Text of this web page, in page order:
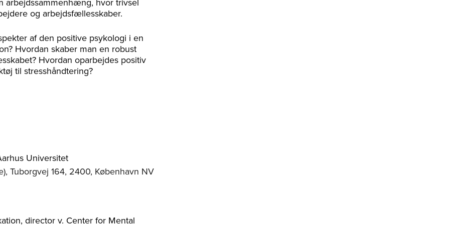
og arbejdsfællesskaber.
af den positive psykologi i en
Hvordan skaber man en robust
Hvordan oparbejdes positiv
til stresshåndtering?
Universitet
Tuborgvej 164, 2400, København NV
director v. Center for Mental